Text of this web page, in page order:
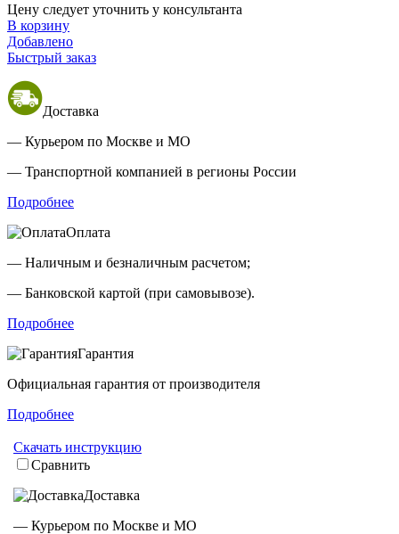
Цену следует уточнить у консультанта
В корзину
Добавлено
Быстрый заказ
Доставка
— Курьером по Москве и МО
— Транспортной компанией в регионы России
Подробнее
Оплата
— Наличным и безналичным расчетом;
— Банковской картой (при самовывозе).
Подробнее
Гарантия
Официальная гарантия от производителя
Подробнее
Скачать инструкцию
Сравнить
Доставка
— Курьером по Москве и МО